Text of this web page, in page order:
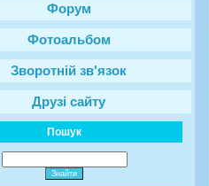
Форум
Фотоальбом
Зворотній зв'язок
Друзі сайту
Пошук